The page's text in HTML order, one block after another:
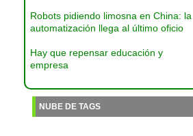
Robots pidiendo limosna en China: la
automatización llega al último oficio
Hay que repensar educación y
empresa
NUBE DE TAGS